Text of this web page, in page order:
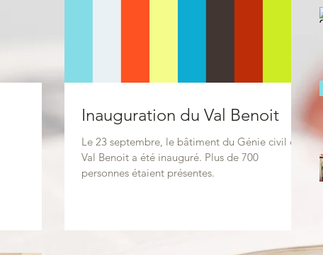
Inauguration du Val Benoit
Le 23 septembre, le bâtiment du Génie civil du
Val Benoit a été inauguré. Plus de 700
personnes étaient présentes.